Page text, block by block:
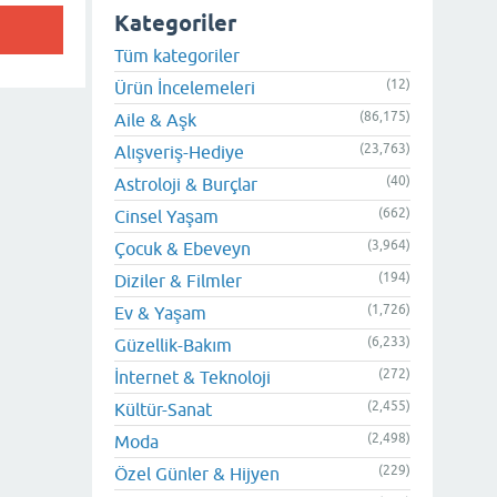
Kategoriler
Tüm kategoriler
Ürün İncelemeleri
(12)
Aile & Aşk (86,175)
Alışveriş-Hediye (23,763)
Astroloji & Burçlar (40)
Cinsel Yaşam (662)
Çocuk & Ebeveyn (3,964)
Diziler & Filmler (194)
Ev & Yaşam (1,726)
Güzellik-Bakım (6,233)
İnternet & Teknoloji (272)
Kültür-Sanat (2,455)
Moda (2,498)
Özel Günler & Hijyen (229)